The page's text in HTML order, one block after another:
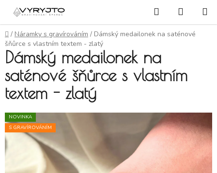
Přejít na obsah Hledat
Domů
/ Náramky s gravírováním / Dámský medailonek na saténové
šňůrce s vlastním textem - zlatý
Dámský medailonek na
saténové šňůrce s vlastním
textem - zlatý
NOVINKA
S GRAVÍROVÁNÍM